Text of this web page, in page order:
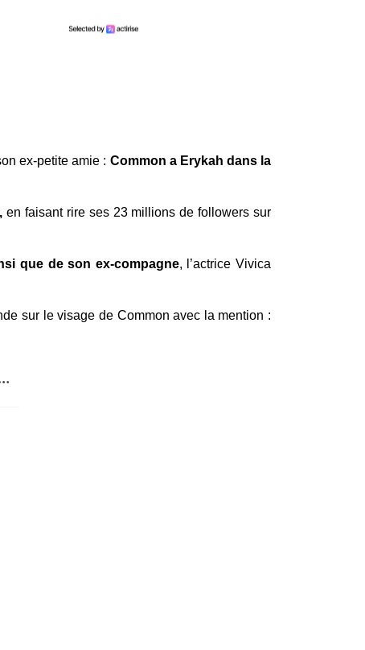
ex-petite amie : Common a Erykah dans la
en faisant rire ses 23 millions de followers sur
que de son ex-compagne, l’actrice Vivica
sur le visage de Common avec la mention :